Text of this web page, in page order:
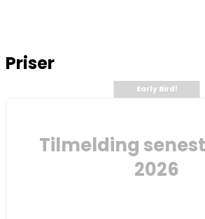
Priser
Early Bird!
Tilmelding
2026